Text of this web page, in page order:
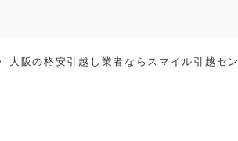
大阪の格安引越し業者ならスマイル引越セ